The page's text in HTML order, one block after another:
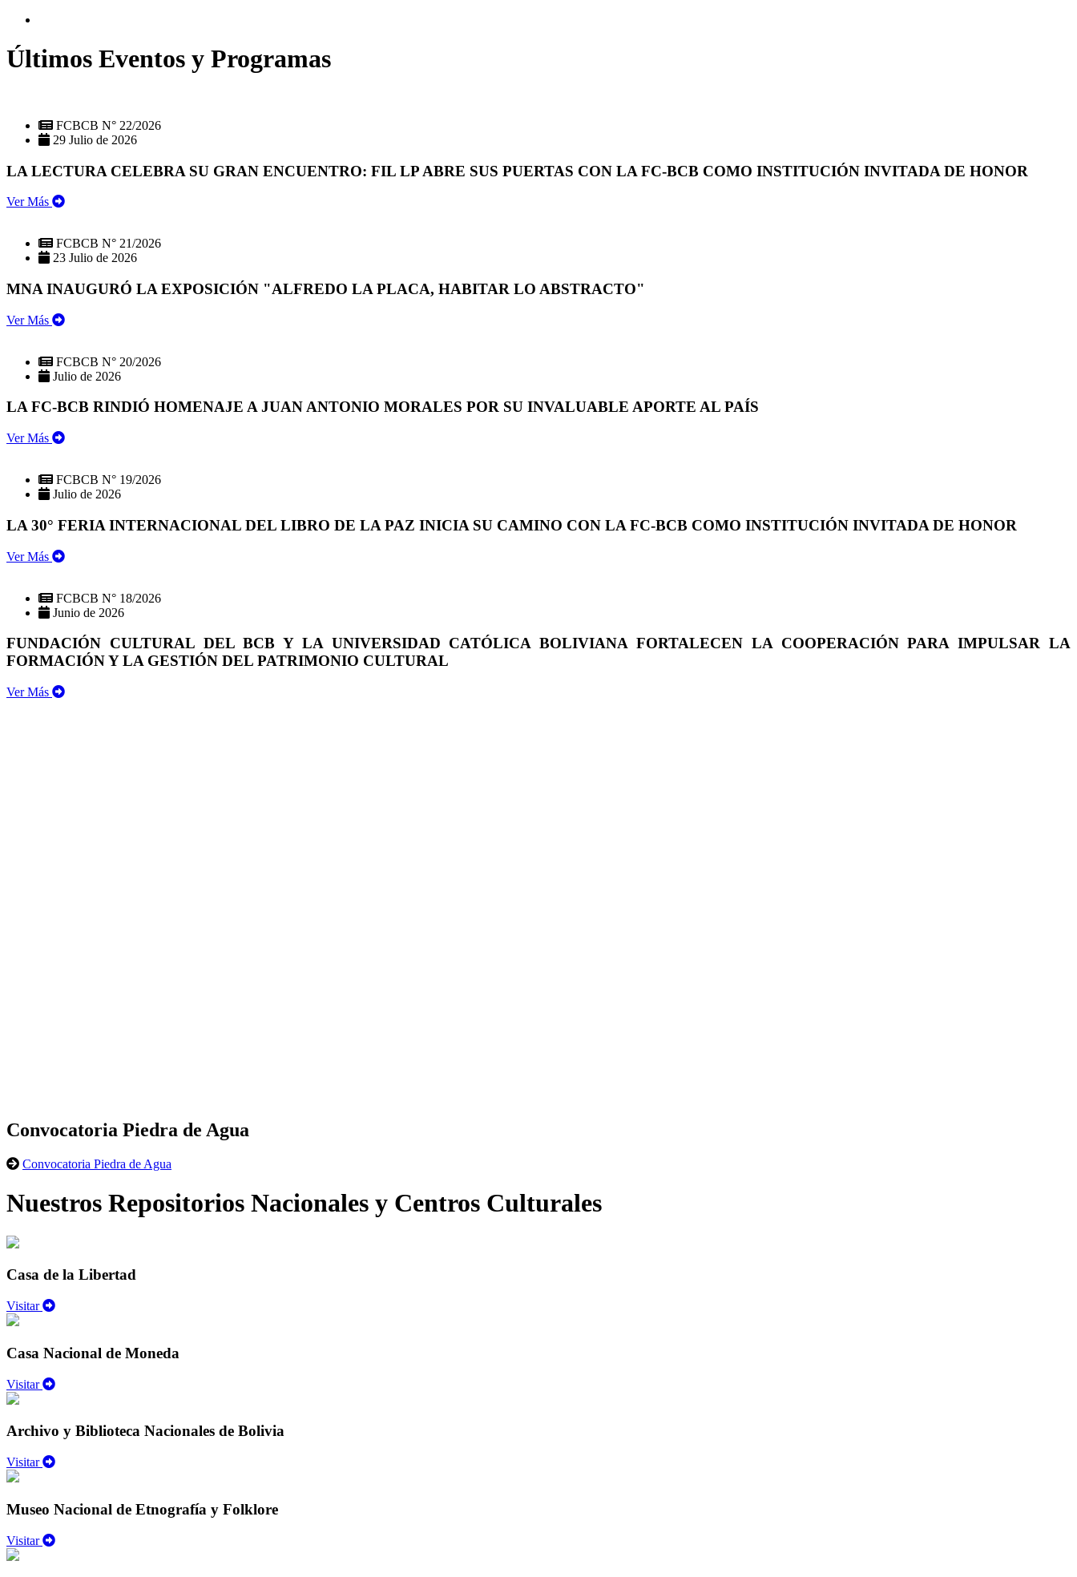
Últimos Eventos y Programas
FCBCB N° 22/2026
29 Julio de 2026
LA LECTURA CELEBRA SU GRAN ENCUENTRO: FIL LP ABRE SUS PUERTAS CON LA FC-BCB COMO INSTITUCIÓN INVITADA DE HONOR
Ver Más
FCBCB N° 21/2026
23 Julio de 2026
MNA INAUGURÓ LA EXPOSICIÓN "ALFREDO LA PLACA, HABITAR LO ABSTRACTO"
Ver Más
FCBCB N° 20/2026
Julio de 2026
LA FC-BCB RINDIÓ HOMENAJE A JUAN ANTONIO MORALES POR SU INVALUABLE APORTE AL PAÍS
Ver Más
FCBCB N° 19/2026
Julio de 2026
LA 30° FERIA INTERNACIONAL DEL LIBRO DE LA PAZ INICIA SU CAMINO CON LA FC-BCB COMO INSTITUCIÓN INVITADA DE HONOR
Ver Más
FCBCB N° 18/2026
Junio de 2026
FUNDACIÓN CULTURAL DEL BCB Y LA UNIVERSIDAD CATÓLICA BOLIVIANA FORTALECEN LA COOPERACIÓN PARA IMPULSAR LA
FORMACIÓN Y LA GESTIÓN DEL PATRIMONIO CULTURAL
Ver Más
Convocatoria Piedra de Agua
Convocatoria Piedra de Agua
Nuestros Repositorios Nacionales y Centros Culturales
Casa de la Libertad
Visitar
Casa Nacional de Moneda
Visitar
Archivo y Biblioteca Nacionales de Bolivia
Visitar
Museo Nacional de Etnografía y Folklore
Visitar